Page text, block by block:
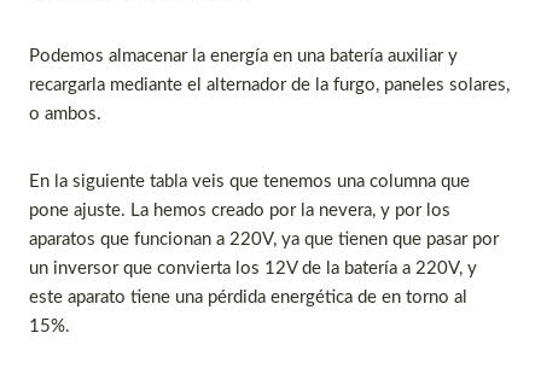
Podemos almacenar la energía en una batería auxiliar y
recargarla mediante el alternador de la furgo, paneles solares,
o ambos.
En la siguiente tabla veis que tenemos una columna que
pone ajuste. La hemos creado por la nevera, y por los
aparatos que funcionan a 220V, ya que tienen que pasar por
un inversor que convierta los 12V de la batería a 220V, y
este aparato tiene una pérdida energética de en torno al
15%.